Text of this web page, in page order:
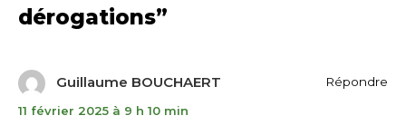
dérogations”
Guillaume BOUCHAERT
11 février 2025 à 9 h 10 min
Répondre